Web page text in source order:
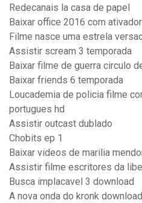
Redecanais la casa de papel
Baixar office 2016 com
Filme nasce uma estrela
Assistir scream 3 temporada
Baixar filme de guerra circulo
Baixar friends 6 temporada
Loucademia de policia filme
portugues hd
Assistir outcast dublado
Chobits ep 1
Baixar videos de marilia
Assistir filme escritores da
Busca implacavel 3 download
A nova onda do kronk